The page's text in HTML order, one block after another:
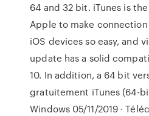
64 and 32 bit. iTunes is
Apple to make
iOS devices so easy, and
update has a solid
10. In addition, a 64 bit
gratuitement iTunes (64-
Windows 05/11/2019 ·